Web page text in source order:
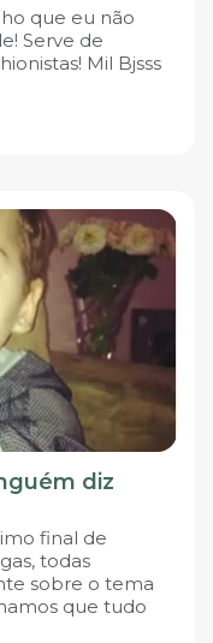
que eu não
Serve de
Mil Bjsss
diz
final de
todas
sobre o tema
que tudo